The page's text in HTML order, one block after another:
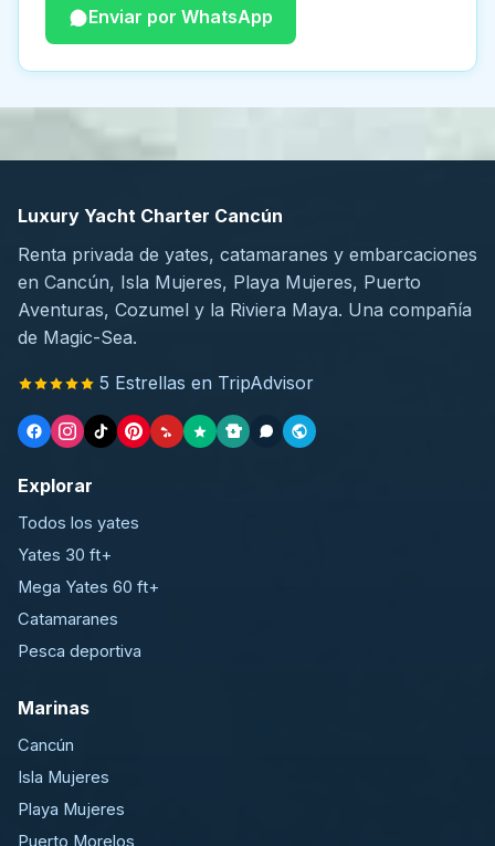
Enviar por WhatsApp
Luxury Yacht Charter Cancún
Renta privada de yates, catamaranes y embarcaciones
en Cancún, Isla Mujeres, Playa Mujeres, Puerto
Aventuras, Cozumel y la Riviera Maya. Una compañía
de Magic-Sea.
5 Estrellas en TripAdvisor
Explorar
Todos los yates
Yates 30 ft+
Mega Yates 60 ft+
Catamaranes
Pesca deportiva
Marinas
Cancún
Isla Mujeres
Playa Mujeres
Puerto Morelos